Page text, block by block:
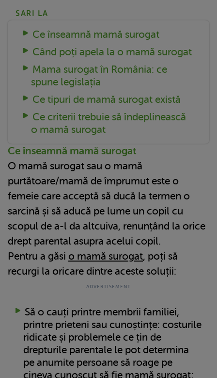
SARI LA
Ce înseamnă mamă surogat
Când poți apela la o mamă surogat
Mama surogat în România: ce
spune legislația
Ce tipuri de mamă surogat există
Ce criterii trebuie să îndeplinească
o mamă surogat
Ce înseamnă mamă surogat
O mamă surogat sau o mamă
purtătoare/mamă de împrumut este o
femeie care acceptă să ducă la termen o
sarcină și să aducă pe lume un copil cu
scopul de a-l da altcuiva, renunțând la orice
drept parental asupra acelui copil.
Pentru a găsi o mamă surogat, poți să
recurgi la oricare dintre aceste soluții:
Să o cauți printre membrii familiei,
printre prieteni sau cunoștințe: costurile
ridicate și problemele ce țin de
drepturile parentale le pot determina
pe anumite persoane să roage pe
cineva cunoscut să fie mamă surogat;